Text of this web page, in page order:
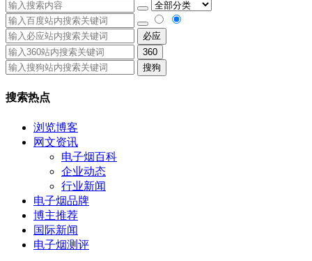
必应
360
搜狗
搜索热点
浏览博客
网文资讯
电子烟百科
企业动态
行业新闻
电子烟品牌
博主推荐
国际新闻
电子烟测评